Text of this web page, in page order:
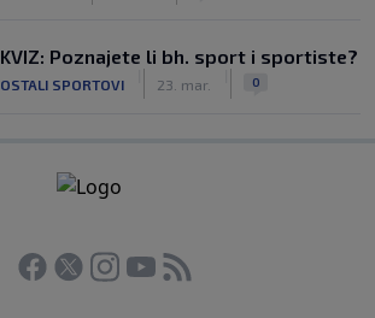
KVIZ: Poznajete li bh. sport i sportiste?
OSTALI SPORTOVI 23. mar. 0